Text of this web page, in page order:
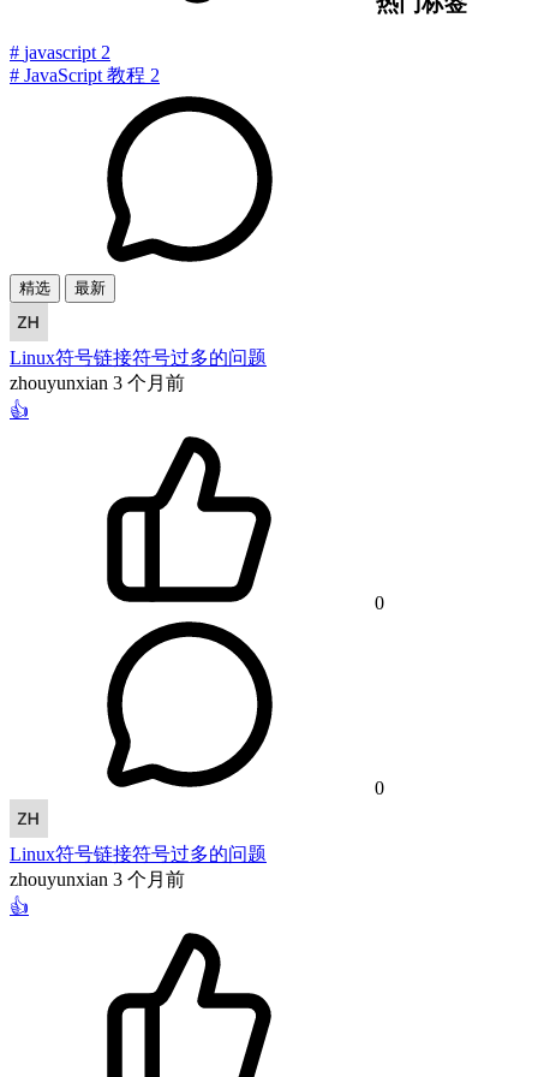
# javascript 2
# JavaScript 教程 2
精选 最新
Linux符号链接符号过多的问题
zhouyunxian 3 个月前
👍
0
0
Linux符号链接符号过多的问题
zhouyunxian 3 个月前
👍